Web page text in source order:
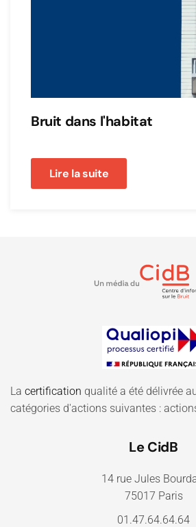
Bruit dans l'habitat
Lire la suite
La certification qualité a été délivrée
catégories d'actions suivantes :
Le CidB
14 rue Jules
75017 Paris
01.47.64.64.64